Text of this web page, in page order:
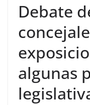
Debate
algunas